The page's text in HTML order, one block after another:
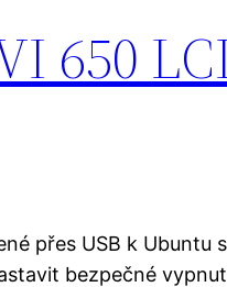
650
přes USB k Ubuntu
bezpečné